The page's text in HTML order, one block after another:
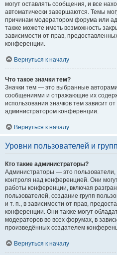
могут оставлять сообщения, и все
автоматически завершаются. Темы
причинам модератором форума или
также можете иметь возможность
зависимости от прав,
конференции.
Вернуться к началу
Что такое значки тем?
Значки тем — это выбранные
сообщениями и отражающие их
использования значков тем зависит
администратором конференции.
Вернуться к началу
Уровни пользователей и
Кто такие администраторы?
Администраторы — это
контроля над конференцией. Они
работы конференции, включая
пользователей, создание групп
и т. п., в зависимости от прав,
конференции. Они также могут
модераторов во всех форумах, в
произведённых создателем
Вернуться к началу